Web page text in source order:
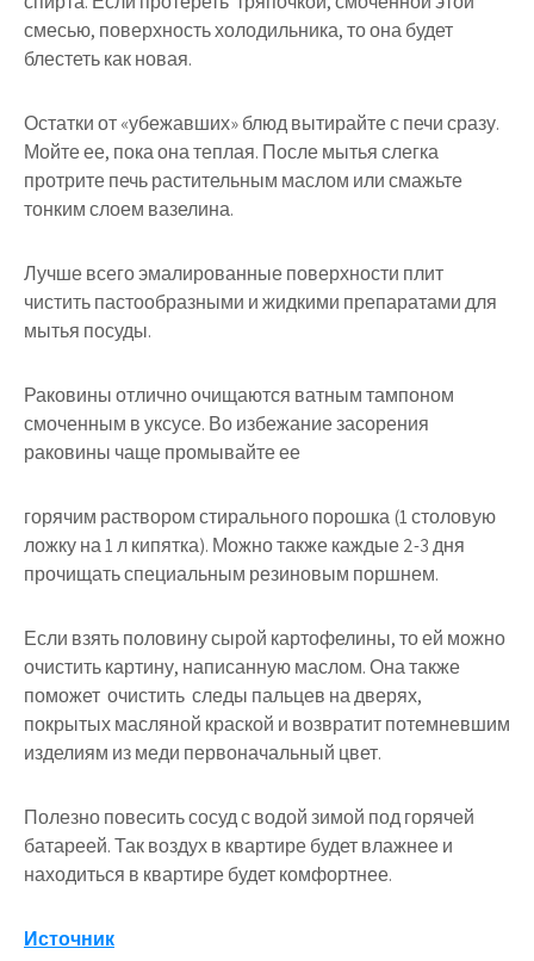
смесью, поверхность холодильника, то она будет
блестеть как новая.
Остатки от «убежавших» блюд вытирайте с печи сразу.
Мойте ее, пока она теплая. После мытья слегка
протрите печь растительным маслом или смажьте
тонким слоем вазелина.
Лучше всего эмалированные поверхности плит
чистить пастообразными и жидкими препаратами для
мытья посуды.
Раковины отлично очищаются ватным тампоном
смоченным в уксусе. Во избежание засорения
раковины чаще промывайте ее
горячим раствором стирального порошка (1 столовую
ложку на 1 л кипятка). Можно также каждые 2-3 дня
прочищать специальным резиновым поршнем.
Если взять половину сырой картофелины, то ей можно
очистить картину, написанную маслом. Она также
поможет очистить следы пальцев на дверях,
покрытых масляной краской и возвратит потемневшим
изделиям из меди первоначальный цвет.
Полезно повесить сосуд с водой зимой под горячей
батареей. Так воздух в квартире будет влажнее и
находиться в квартире будет комфортнее.
Источник